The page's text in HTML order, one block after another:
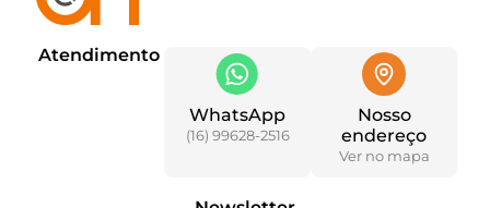
Atendimento
WhatsApp
(16) 99628-2516
Nosso
endereço
Ver no mapa